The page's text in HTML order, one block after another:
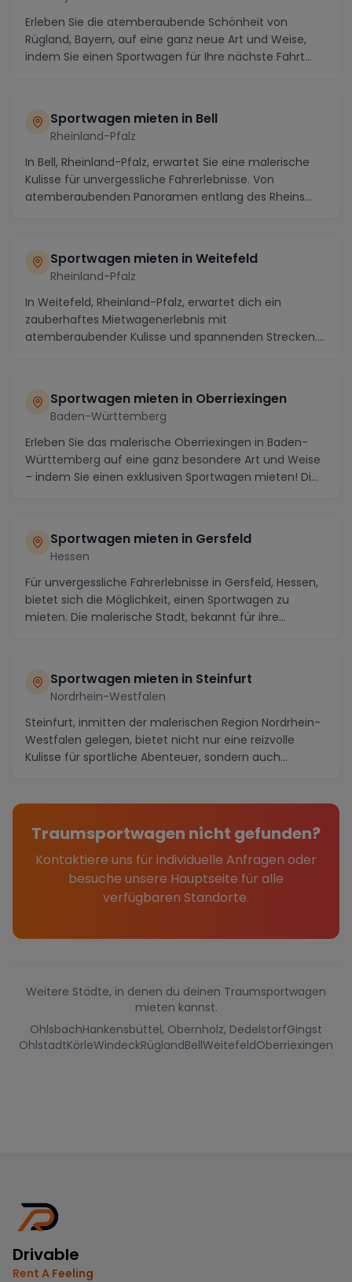
Erleben Sie die atemberaubende Schönheit von
Rügland, Bayern, auf eine ganz neue Art und Weise,
indem Sie einen Sportwagen für Ihre nächste Fahrt
Sportwagen mieten in Bell
Rheinland-Pfalz
In Bell, Rheinland-Pfalz, erwartet Sie eine malerische
Kulisse für unvergessliche Fahrerlebnisse. Von
atemberaubenden Panoramen entlang des Rheins
Sportwagen mieten in Weitefeld
Rheinland-Pfalz
In Weitefeld, Rheinland-Pfalz, erwartet dich ein
zauberhaftes Mietwagenerlebnis mit
atemberaubender Kulisse und spannenden Strecken.
Sportwagen mieten in Oberriexingen
Baden-Württemberg
Erleben Sie das malerische Oberriexingen in Baden-
Württemberg auf eine ganz besondere Art und Weise
– indem Sie einen exklusiven Sportwagen mieten! Di...
Sportwagen mieten in Gersfeld
Hessen
Für unvergessliche Fahrerlebnisse in Gersfeld, Hessen,
bietet sich die Möglichkeit, einen Sportwagen zu
mieten. Die malerische Stadt, bekannt für ihre...
Sportwagen mieten in Steinfurt
Nordrhein-Westfalen
Steinfurt, inmitten der malerischen Region Nordrhein-
Westfalen gelegen, bietet nicht nur eine reizvolle
Kulisse für sportliche Abenteuer, sondern auch...
Traumsportwagen nicht gefunden?
Kontaktiere uns für individuelle Anfragen oder
besuche unsere Hauptseite für alle
verfügbaren Standorte.
Weitere Städte, in denen du deinen Traumsportwagen
mieten kannst.
OhlsbachHankensbüttel, Obernholz, DedelstorfGingst
OhlstadtKörleWindeckRüglandBellWeitefeldOberriexingen
Drivable
Rent A Feeling